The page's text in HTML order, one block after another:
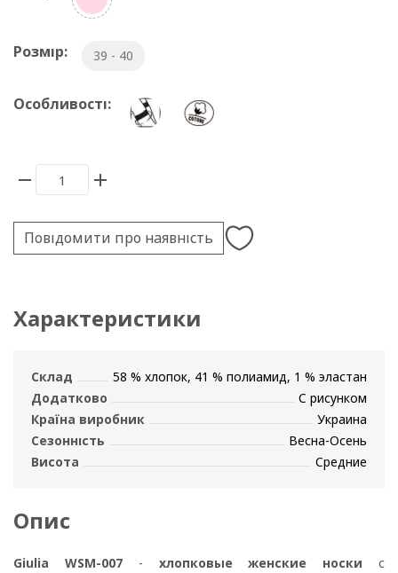
Розмір: 39 - 40
Особливості:
Повідомити про наявність
Характеристики
Склад
58 % хлопок, 41 % полиамид, 1 % эластан
Додатково
С рисунком
Країна виробник
Украина
Сезонність
Весна-Осень
Висота
Средние
Опис
Giulia WSM-007- хлопковые женские носки с